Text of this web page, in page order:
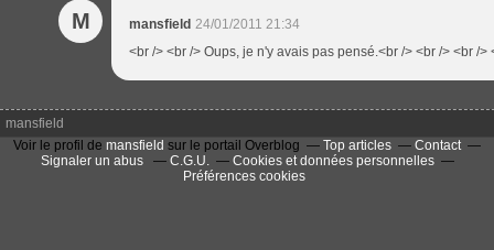
M mansfield 24/01/2011 21:34
<br /> <br /> Oups, je n'y avais pas pensé.<br /> <br /> <br />
mansfield
Voir le profil de mansfield sur le portail Overblog Top articles
Contact
Signaler un abus
C.G.U.
Cookies et données personnelles
Préférences cookies